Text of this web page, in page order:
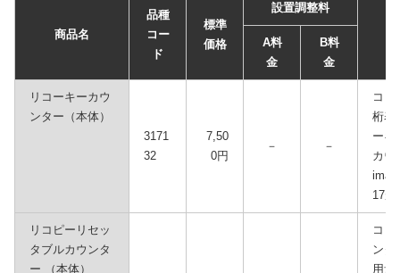
商品名
品種
コー
ド
標準
価格
設置調整料
A料
金
B料
金
リコーキーカウ
ンター（本体）
3171
32
7,50
0円
－ －
コピ
桁表
ーキ
カウ
17が
リコピーリセッ
タブルカウンタ
ー （本体）
コピ
ンタ
用量